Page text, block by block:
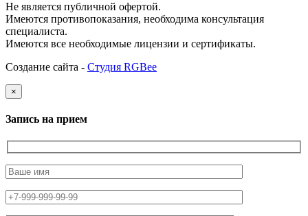
Не является публичной офертой.
Имеются противопоказания, необходима консультация
специалиста.
Имеются все необходимые лицензии и сертификаты.
Создание сайта - Студия RGBee
×
Запись на прием